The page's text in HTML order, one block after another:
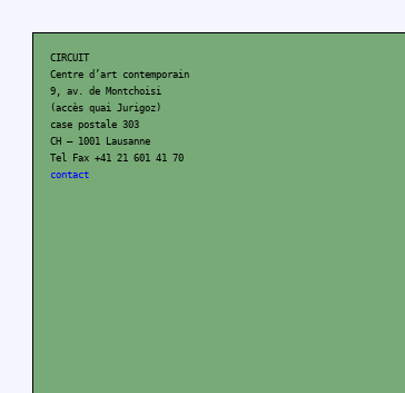
CIRCUIT
Centre d’art contemporain
9, av. de Montchoisi
(accès quai Jurigoz)
case postale 303
CH – 1001 Lausanne
Tel Fax +41 21 601 41 70
contact